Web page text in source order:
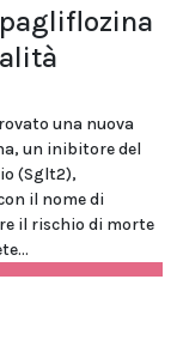
una nuova
un inibitore del
(Sglt2),
il nome di
il rischio di morte